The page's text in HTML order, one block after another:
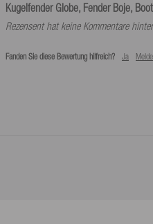
Kugelfender Globe, Fender Boje,
Rezensent hat keine Kommentare
Fanden Sie diese Bewertung hilfreich? Ja